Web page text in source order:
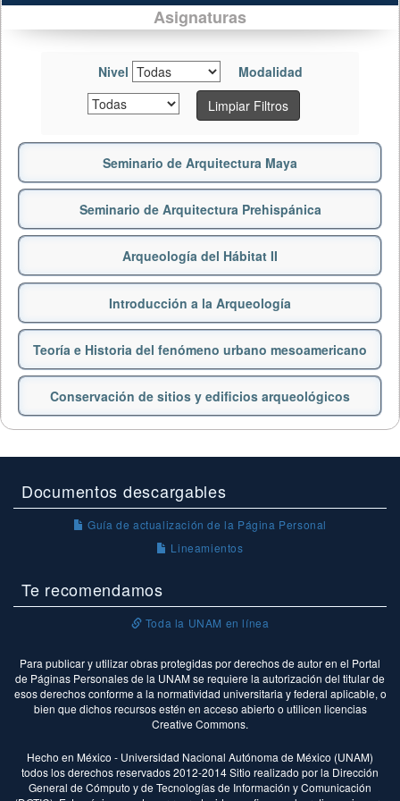
Asignaturas
Nivel
Modalidad
Limpiar Filtros
Seminario de Arquitectura Maya
Seminario de Arquitectura Prehispánica
Arqueología del Hábitat II
Introducción a la Arqueología
Teoría e Historia del fenómeno urbano mesoamericano
Conservación de sitios y edificios arqueológicos
Documentos descargables
Guía de actualización de la Página Personal
Lineamientos
Te recomendamos
Toda la UNAM en línea
Para publicar y utilizar obras protegidas por derechos de autor en el Portal
de Páginas Personales de la UNAM se requiere la autorización del titular de
esos derechos conforme a la normatividad universitaria y federal aplicable, o
bien que dichos recursos estén en acceso abierto o utilicen licencias
Creative Commons.
Hecho en México - Universidad Nacional Autónoma de México (UNAM)
todos los derechos reservados 2012-2014 Sitio realizado por la Dirección
General de Cómputo y de Tecnologías de Información y Comunicación